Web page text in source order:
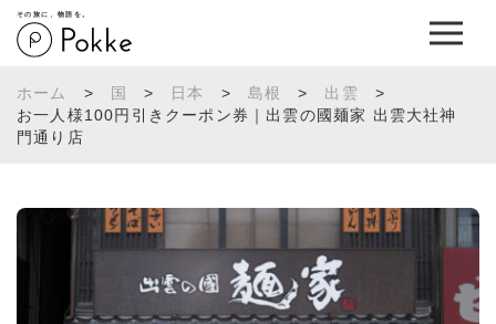
その旅に、物語を。
ホーム > 国 > 日本 > 島根 > 出雲
>
お一人様100円引きクーポン券｜出雲の國麺家 出雲大社神
門通り店